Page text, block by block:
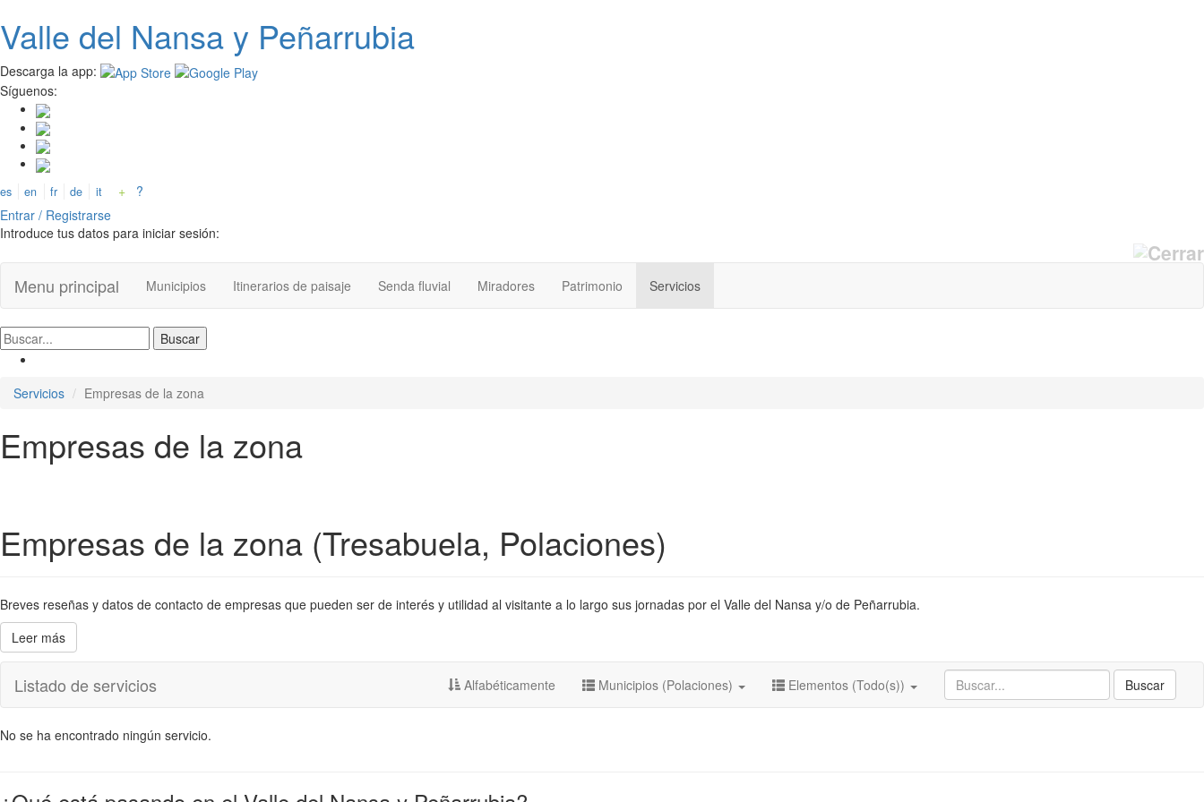
Pasar al contenido principal
Valle del Nansay Peñarrubia
Descarga la app:
Síguenos:
es en fr de it +
?
Entrar / Registrarse
Introduce tus datos para iniciar sesión:
Menu principal Municipios Itinerarios de paisaje Senda fluvial Miradores Patrimonio Servicios
Servicios Empresas de la zona
Empresas de la zona
Empresas de la zona (Tresabuela, Polaciones)
Breves reseñas y datos de contacto de empresas que pueden ser de interés y utilidad al visitante a lo largo sus jornadas por el Valle del Nansa y/o de Peñarrubia.
Leer más
Listado de servicios Buscar
Alfabéticamente Municipios (Polaciones) Elementos (Todo(s))
No se ha encontrado ningún servicio.